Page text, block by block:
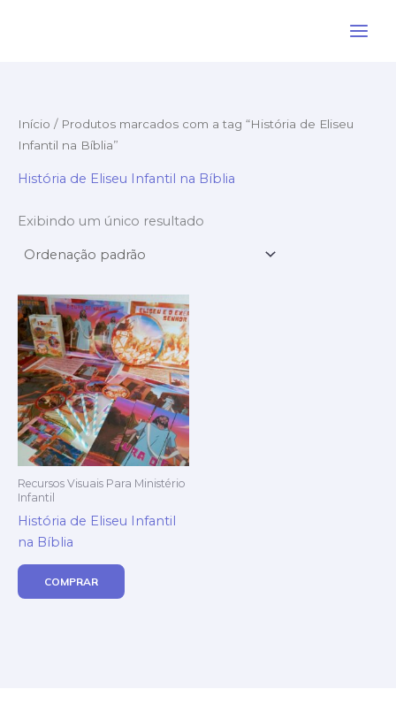
Início / Produtos marcados com a tag “História de Eliseu
Infantil na Bíblia”
História de Eliseu Infantil na Bíblia
Exibindo um único resultado
Recursos Visuais Para Ministério
Infantil
História de Eliseu Infantil
na Bíblia
COMPRAR